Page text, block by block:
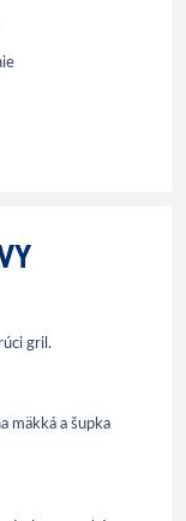
gril.
mäkká a šupka